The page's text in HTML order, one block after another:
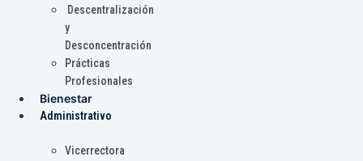
Descentralización
y
Desconcentración
Prácticas
Profesionales
Bienestar
Administrativo
Vicerrectora